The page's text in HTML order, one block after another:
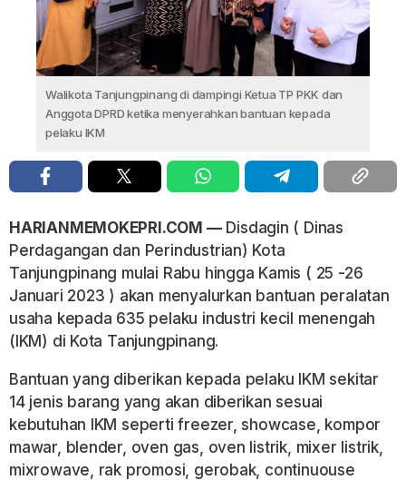
Walikota Tanjungpinang di dampingi Ketua TP PKK dan
Anggota DPRD ketika menyerahkan bantuan kepada
pelaku IKM
HARIANMEMOKEPRI.COM —Disdagin ( Dinas
Perdagangan dan Perindustrian) Kota
Tanjungpinang mulai Rabu hingga Kamis ( 25 -26
Januari 2023 ) akan menyalurkan bantuan peralatan
usaha kepada 635 pelaku industri kecil menengah
(IKM) di Kota Tanjungpinang.
Bantuan yang diberikan kepada pelaku IKM sekitar
14 jenis barang yang akan diberikan sesuai
kebutuhan IKM seperti freezer, showcase, kompor
mawar, blender, oven gas, oven listrik, mixer listrik,
mixrowave, rak promosi, gerobak, continuouse